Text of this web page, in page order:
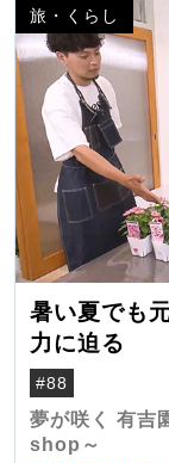
旅・くらし
暑い夏でも
力に迫る
#88
夢が咲く 有
shop～